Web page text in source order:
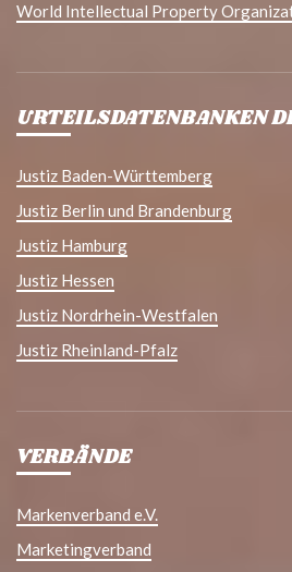
World Intellectual Property
URTEILSDATENBANKEN
Justiz Baden-Württemberg
Justiz Berlin und Brandenburg
Justiz Hamburg
Justiz Hessen
Justiz Nordrhein-Westfalen
Justiz Rheinland-Pfalz
VERBÄNDE
Markenverband e.V.
Marketingverband